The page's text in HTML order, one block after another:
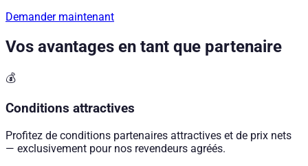
Demander maintenant
Vos avantages en tant que partenaire
💰
Conditions attractives
Profitez de conditions partenaires attractives et de prix nets
— exclusivement pour nos revendeurs agréés.